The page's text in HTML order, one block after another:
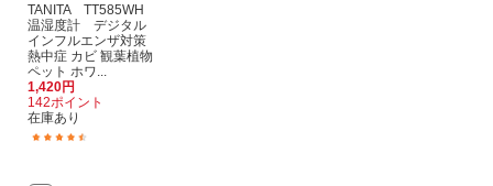
TANITA TT585WH
温湿度計 デジタル
インフルエンザ対策
熱中症 カビ 観葉植物
ペット ホワ...
1,420円
142ポイント
在庫あり